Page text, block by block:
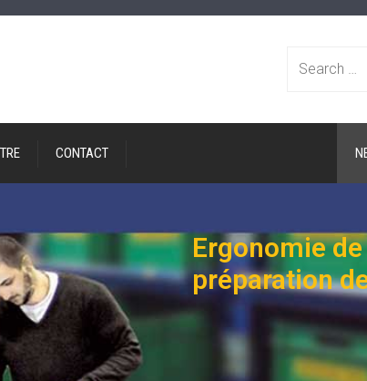
Search for:
CONTACT
Ergonomie
préparation